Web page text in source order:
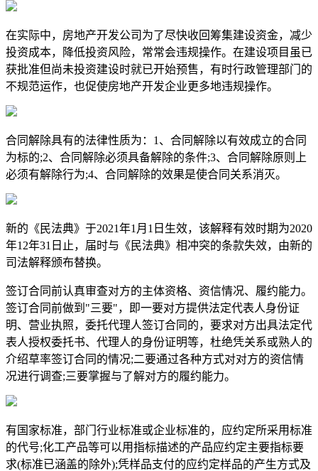
在实际中，房地产开发公司为了尽快收回筹集建设资金，减少
投资成本，降低投资风险，常常会违规操作。在建设项目虽已
获批准但尚未投资建设时就已开始预售，有时行政管理部门的
不规范运作，也促使房地产开发企业更多地违规操作。
合同解除具有的法律性质为：1、合同解除以有效成立的合同
为标的;2、合同解除必须具备解除的条件;3、合同解除原则上
必须有解除行为;4、合同解除的效果是使合同关系消灭。
新的《民法典》于2021年1月1日生效，该解释有效时期为2020
年12年31日止，届时与《民法典》相冲突的条款失效，由新的
司法解释颁布替换。
签订合同前认真审查对方的主体资格、资信情况、履约能力。
签订合同前做到"三要"，即一要对方提供法定代表人身份证
明、营业执照，委托代理人签订合同的，要求对方出具法定代
表人授权委托书、代理人的身份证明等，杜绝凭关系或熟人的
介绍草率签订合同的情况;二要通过各种方式对对方的资信情
况进行调查;三要掌握与了解对方的履约能力。
有国家标准，部门行业标准或企业标准的，应约定所采用标准
的代号;化工产品等可以用指标描述的产品应约定主要指标要
求(标准已涵盖的除外);凭样品支付的应约定样品的产生方式及